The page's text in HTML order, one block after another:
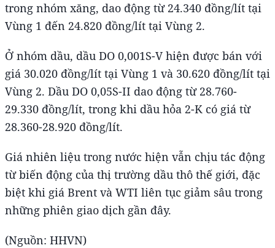
trong nhóm xăng, dao động từ 24.340 đồng/lít tại
Vùng 1 đến 24.820 đồng/lít tại Vùng 2.
Ở nhóm dầu, dầu DO 0,001S-V hiện được bán với
giá 30.020 đồng/lít tại Vùng 1 và 30.620 đồng/lít tại
Vùng 2. Dầu DO 0,05S-II dao động từ 28.760-
29.330 đồng/lít, trong khi dầu hỏa 2-K có giá từ
28.360-28.920 đồng/lít.
Giá nhiên liệu trong nước hiện vẫn chịu tác động
từ biến động của thị trường dầu thô thế giới, đặc
biệt khi giá Brent và WTI liên tục giảm sâu trong
những phiên giao dịch gần đây.
(Nguồn: HHVN)